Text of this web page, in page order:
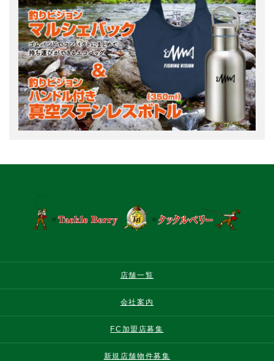
店舗一覧
会社案内
FC加盟店募集
新規店舗物件募集